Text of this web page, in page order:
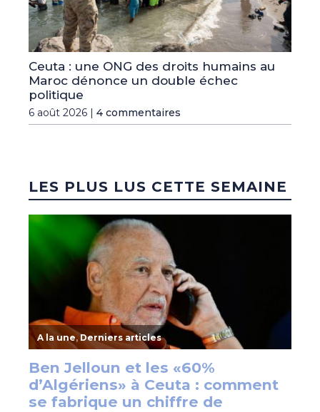
Ceuta : une ONG des droits humains au
Maroc dénonce un double échec
politique
6 août 2026 | 4 commentaires
LES PLUS LUS CETTE SEMAINE